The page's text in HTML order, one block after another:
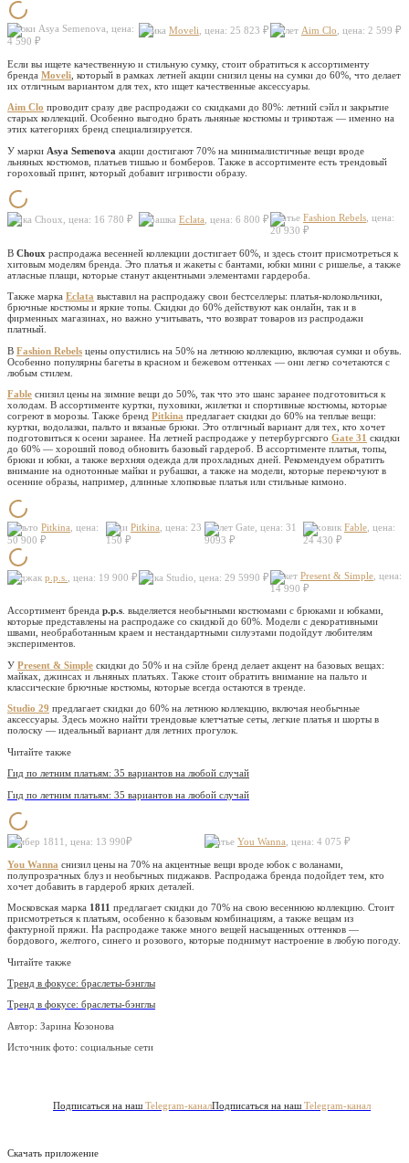
Брюки Asya Semenova, цена:
4 590 ₽
Сумка Moveli , цена: 25 823 ₽ Жилет Aim Clo , цена: 2 599 ₽
Если вы ищете качественную и стильную сумку, стоит обратиться к ассортименту
бренда Moveli , который в рамках летней акции снизил цены на сумки до 60%, что делает
их отличным вариантом для тех, кто ищет качественные аксессуары.
Aim Clo проводит сразу две распродажи со скидками до 80%: летний сэйл и закрытие
старых коллекций. Особенно выгодно брать льняные костюмы и трикотаж — именно на
этих категориях бренд специализируется.
У марки Asya Semenova акции достигают 70% на минималистичные вещи вроде
льняных костюмов, платьев тишью и бомберов. Также в ассортименте есть трендовый
гороховый принт, который добавит игривости образу.
Юбка Choux, цена: 16 780 ₽ Рубашка Eclata , цена: 6 800 ₽ Платье Fashion Rebels , цена:
20 930 ₽
В Choux распродажа весенней коллекции достигает 60%, и здесь стоит присмотреться к
хитовым моделям бренда. Это платья и жакеты с бантами, юбки мини с ришелье, а также
атласные плащи, которые станут акцентными элементами гардероба.
Также марка Eclata выставил на распродажу свои бестселлеры: платья-колокольчики,
брючные костюмы и яркие топы. Скидки до 60% действуют как онлайн, так и в
фирменных магазинах, но важно учитывать, что возврат товаров из распродажи
платный.
В Fashion Rebels цены опустились на 50% на летнюю коллекцию, включая сумки и обувь.
Особенно популярны багеты в красном и бежевом оттенках — они легко сочетаются с
любым стилем.
Fable снизил цены на зимние вещи до 50%, так что это шанс заранее подготовиться к
холодам. В ассортименте куртки, пуховики, жилетки и спортивные костюмы, которые
согреют в морозы. Также бренд Pitkina предлагает скидки до 60% на теплые вещи:
куртки, водолазки, пальто и вязаные брюки. Это отличный вариант для тех, кто хочет
подготовиться к осени заранее. На летней распродаже у петербургского Gate 31 скидки
до 60% — хороший повод обновить базовый гардероб. В ассортименте платья, топы,
брюки и юбки, а также верхняя одежда для прохладных дней. Рекомендуем обратить
внимание на однотонные майки и рубашки, а также на модели, которые перекочуют в
осенние образы, например, длинные хлопковые платья или стильные кимоно.
Пальто Pitkina , цена:
50 900 ₽
Худи Pitkina , цена: 23
150 ₽
Жилет Gate, цена: 31
9093 ₽
Пуховик Fable , цена:
24 430 ₽
Пиджак p.p.s. , цена: 19 900 ₽ Юбка Studio, цена: 29 5990 ₽ Жакет Present & Simple , цена:
14 990 ₽
Ассортимент бренда p.p.s . выделяется необычными костюмами с брюками и юбками,
которые представлены на распродаже со скидкой до 60%. Модели с декоративными
швами, необработанным краем и нестандартными силуэтами подойдут любителям
экспериментов.
У Present & Simple скидки до 50% и на сэйле бренд делает акцент на базовых вещах:
майках, джинсах и льняных платьях. Также стоит обратить внимание на пальто и
классические брючные костюмы, которые всегда остаются в тренде.
Studio 29 предлагает скидки до 60% на летнюю коллекцию, включая необычные
аксессуары. Здесь можно найти трендовые клетчатые сеты, легкие платья и шорты в
полоску — идеальный вариант для летних прогулок.
Читайте также
Гид по летним платьям: 35 вариантов на любой случай
Гид по летним платьям: 35 вариантов на любой случай
Бомбер 1811, цена: 13 990₽ Платье You Wanna , цена: 4 075 ₽
You Wanna снизил цены на 70% на акцентные вещи вроде юбок с воланами,
полупрозрачных блуз и необычных пиджаков. Распродажа бренда подойдет тем, кто
хочет добавить в гардероб ярких деталей.
Московская марка 1811 предлагает скидки до 70% на свою весеннюю коллекцию. Стоит
присмотреться к платьям, особенно к базовым комбинациям, а также вещам из
фактурной пряжи. На распродаже также много вещей насыщенных оттенков —
бордового, желтого, синего и розового, которые поднимут настроение в любую погоду.
Читайте также
Тренд в фокусе: браслеты-бэнглы
Тренд в фокусе: браслеты-бэнглы
Автор: Зарина Козонова
Источник фото: социальные сети
Подписаться на наш Telegram-каналПодписаться на наш Telegram-канал
Скачать приложение